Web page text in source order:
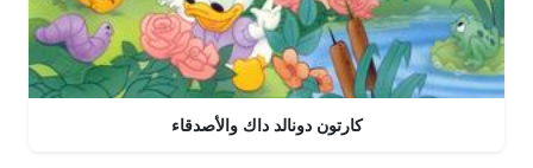
كارتون دونالد داك والأصدقاء